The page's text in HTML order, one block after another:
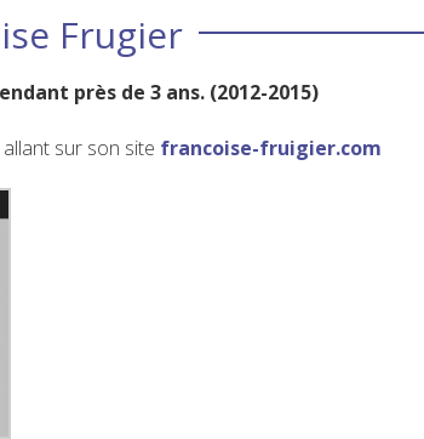
Frugier
près de 3 ans. (2012-2015)
sur son site francoise-fruigier.com